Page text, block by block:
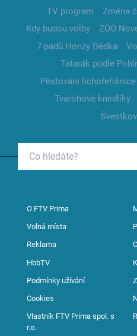
TV program
Změna
Kdy budou volby
ZOO
7 pádů Honzy Dědka
Tatarák podle
Pěstování lichořeřišnice
Tvarohové knedlíky
O FTV Prima
Volná místa
Reklama
HbbTV
Podmínky užívání
Cookies
Vlastník FTV Prima spol. s
r.o.